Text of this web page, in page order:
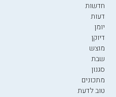
חדשות
דעות
יומן
דיוקן
מוצש
שבת
סגנון
מתכונים
טוב לדעת